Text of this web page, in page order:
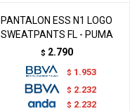
PANTALON ESS N1 LOGO
SWEATPANTS FL - PUMA
$ 2.790
$ 1.953
$ 2.232
$ 2.232